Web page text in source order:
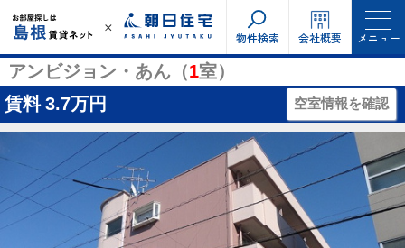
物件検索 会社概要 メニュー
アンビジョン・あん（1室）
賃料 3.7万円 空室情報を確認